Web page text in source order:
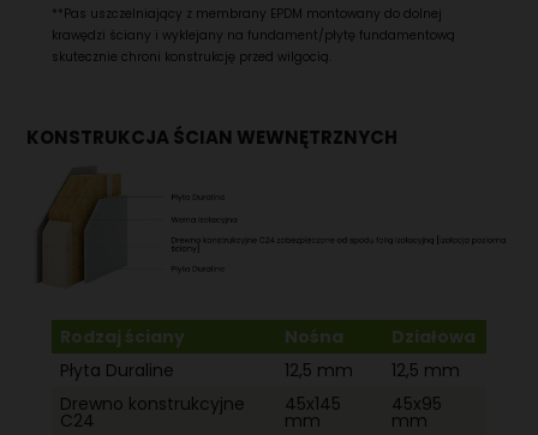
**Pas uszczelniający z membrany EPDM montowany do dolnej
krawędzi ściany i wyklejany na fundament/płytę fundamentową
skutecznie chroni konstrukcję przed wilgocią.
KONSTRUKCJA ŚCIAN WEWNĘTRZNYCH
Rodzaj ściany Nośna
Działowa
Płyta Duraline
12,5 mm
12,5 mm
Drewno konstrukcyjne
C24
45x145
mm
45x95
mm